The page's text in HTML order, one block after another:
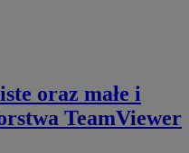
oraz małe i
TeamViewer